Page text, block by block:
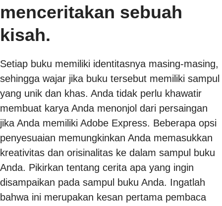
menceritakan sebuah
kisah.
Setiap buku memiliki identitasnya masing-masing,
sehingga wajar jika buku tersebut memiliki sampul
yang unik dan khas. Anda tidak perlu khawatir
membuat karya Anda menonjol dari persaingan
jika Anda memiliki Adobe Express. Beberapa opsi
penyesuaian memungkinkan Anda memasukkan
kreativitas dan orisinalitas ke dalam sampul buku
Anda. Pikirkan tentang cerita apa yang ingin
disampaikan pada sampul buku Anda. Ingatlah
bahwa ini merupakan kesan pertama pembaca